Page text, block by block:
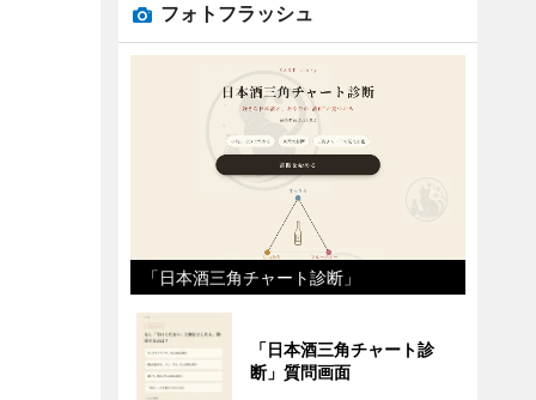
フォトフラッシュ
「日本酒三角チャート診断」
「日本酒三角チャート診
断」質問画面